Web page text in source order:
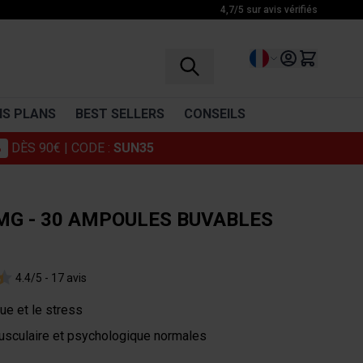
4,7/5 sur avis vérifiés
Langue
Glutamine
Cosmétiques
Multivitamines
PLANS BEST SELLERS CONSEILS
DÈS 90€ | CODE : SUN35
- 30 AMPOULES BUVABLES
4.4/5 - 17 avis
et le stress
et psychologique normales